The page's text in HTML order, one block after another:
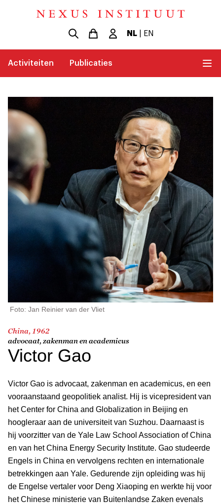
NL| EN
Activiteiten Publicaties
Foto: Jan Reinier van der Vliet
China, 1962
advocaat, zakenman en academicus
Victor Gao
Victor Gao is advocaat, zakenman en academicus, en een
vooraanstaand geopolitiek analist. Hij is vicepresident van
het Center for China and Globalization in Beijing en
hoogleraar aan de universiteit van Suzhou. Daarnaast is
hij voorzitter van de Yale Law School Association of China
en van het China Energy Security Institute. Gao studeerde
Engels in China en vervolgens rechten en internationale
betrekkingen aan Yale. Gedurende zijn opleiding was hij
de Engelse vertaler voor Deng Xiaoping en werkte hij voor
het Chinese ministerie van Buitenlandse Zaken evenals